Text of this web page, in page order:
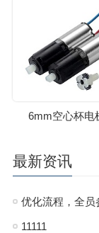
6mm空心杯电
最新资讯
11111